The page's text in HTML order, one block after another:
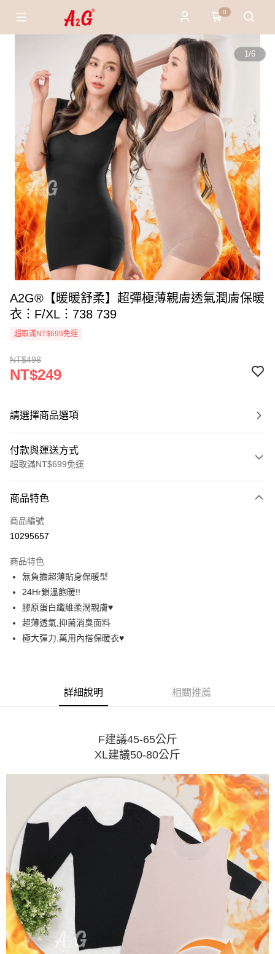
0
1/6
A2G®【暖暖舒柔】超彈極薄親膚透氣潤膚保暖
衣︙F/XL︙738 739
超取滿NT$699免運
NT$498
NT$249
請選擇商品選項
付款與運送方式
超取滿NT$699免運
信用卡一次付款
超商取貨付款
街口支付
悠遊付
AFTEE先享後付
相關說明
２．便利：只要手機號碼，簡訊認證，即可結帳。
３．安心：先確認商品／服務後，再付款。
１．於結帳方式選擇「AFTEE先享後付」後，將跳轉至「AFTEE先享後付」
結帳頁面，進行簡訊認證並確認金額後，即可完成結帳。
２．訂單成立數日內，您將收到繳費通知簡訊。
ATM／網路銀行／等多元方式進行付款，方視為交易完成。
※ 請注意：結帳手續完成當下不需立刻繳費，但若您需要取消訂單，請聯絡
購買商品的店家。未經商家同意取消之訂單仍視為有效，需透過AFTEE先享
後付繳納相關費用。
※ 交易是否成功請以「AFTEE先享後付 」之結帳頁面顯示為準，若有關於
是否繳費成功／繳費後需取消欲退款等相關疑問，請聯繫「AFTEE先享後付
客戶支援中心」
https://netprotections.freshdesk.com/support/home
【注意事項】
１．透過由恩沛科技股份有限公司提供之「AFTEE先享後付」服務完成之交
易，需依本服務之必要範圍內提供個人資料，並將交易相關給付款項請求債
權轉讓予恩沛科技股份有限公司。
２．關於個人資料處理事宜，請瀏覽以下網址：
https://aftee.tw/terms/#terms3
３．未成年的使用者請事先徵得法定代理人或監護人之同意方可使用
「AFTEE先享後付」，若未經同意申辦者引起之損失，本公司不負相關責
全家取貨付款
每筆NT$60，滿NT$699(含以上)免運費
付款後7-11取貨
每筆NT$60，滿NT$699(含以上)免運費
宅配
每筆NT$100，滿NT$2,000(含以上)免運費
商品特色
商品編號
10295657
商品特色
無負擔超薄貼身保暖型
24Hr鎖溫飽暖!!
膠原蛋白纖維柔潤親膚♥️
超薄透氣,抑菌消臭面料
極大彈力,萬用內搭保暖衣♥️
詳細說明 相關推薦
F建議45-65公斤
XL建議50-80公斤